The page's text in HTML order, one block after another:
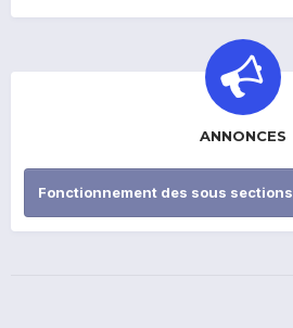
ANNONCES
Fonctionnement des sous sections